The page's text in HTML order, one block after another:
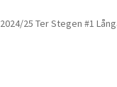
Varukorg25 Ter Stegen #1